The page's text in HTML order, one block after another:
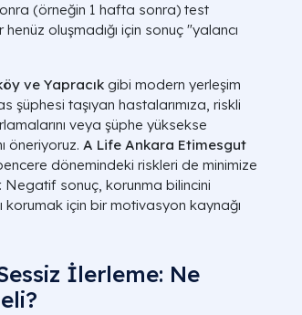
(örneğin 1 hafta sonra) test
oluşmadığı için sonuç "yalancı
ve Yapracık gibi modern yerleşim
taşıyan hastalarımıza, riskli
veya şüphe yüksekse
öneriyoruz. A Life Ankara Etimesgut
dönemindeki riskleri de minimize
Negatif sonuç, korunma bilincini
korumak için bir motivasyon kaynağı
İlerleme: Ne